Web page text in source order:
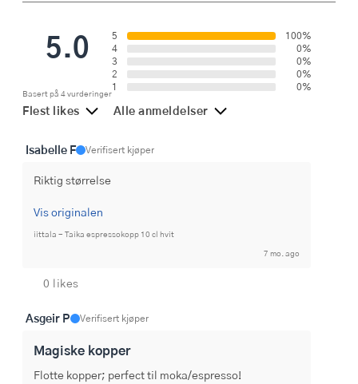
5.0
Basert på 4 vurderinger
5
100%
4
0%
3
0%
2
0%
1
0%
Flest likes Alle anmeldelser
Isabelle F Verifisert kjøper
Riktig størrelse
Vis originalen
iittala - Taika espressokopp 10 cl hvit
7 mo. ago
0 likes
Asgeir P Verifisert kjøper
Magiske kopper
Flotte kopper; perfect til moka/espresso!